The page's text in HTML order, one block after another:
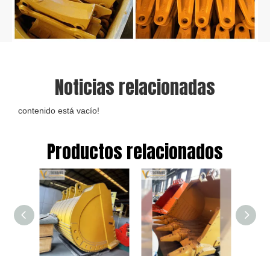
Noticias relacionadas
contenido está vacío!
Productos relacionados